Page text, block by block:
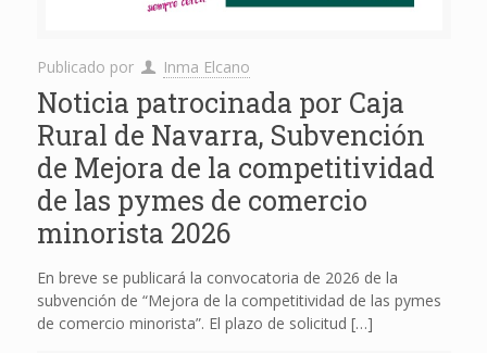
Publicado por Inma Elcano
Noticia patrocinada por Caja
Rural de Navarra, Subvención
de Mejora de la competitividad
de las pymes de comercio
minorista 2026
En breve se publicará la convocatoria de 2026 de la
subvención de “Mejora de la competitividad de las pymes
de comercio minorista”. El plazo de solicitud […]